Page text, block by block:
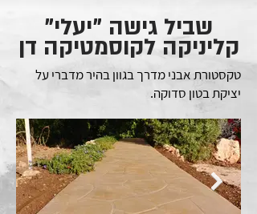
שביל גישה "יעלי"
קליניקה לקוסמטיקה דן
טקסטורת אבני מדרך בגוון בהיר מדברי על
יציקת בטון סדוקה.